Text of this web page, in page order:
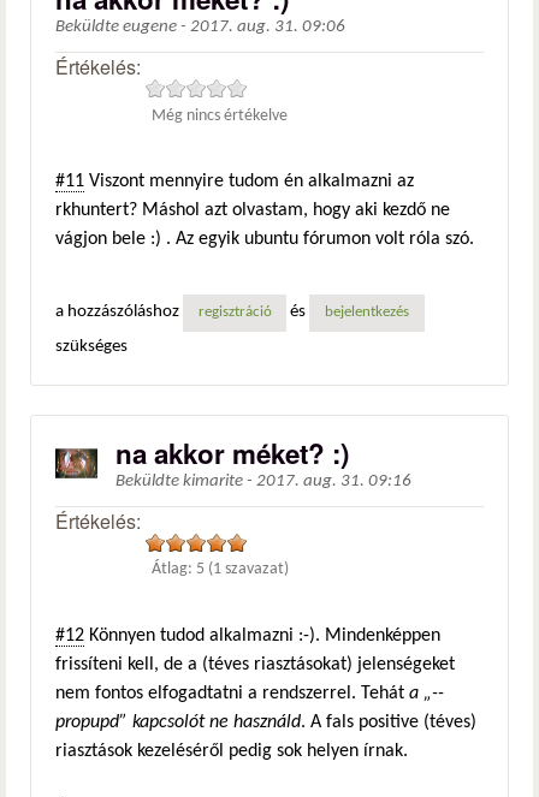
Beküldte eugene - 2017. aug. 31. 09:06
Értékelés:
Még nincs értékelve
#11 Viszont mennyire tudom én alkalmazni az
rkhuntert? Máshol azt olvastam, hogy aki kezdő ne
vágjon bele :) . Az egyik ubuntu fórumon volt róla szó.
a hozzászóláshoz regisztráció és bejelentkezés
szükséges
na akkor méket? :)
Beküldte kimarite - 2017. aug. 31. 09:16
Értékelés:
Átlag: 5 (1 szavazat)
#12 Könnyen tudod alkalmazni :-). Mindenképpen
frissíteni kell, de a (téves riasztásokat) jelenségeket
nem fontos elfogadtatni a rendszerrel. Tehát a „--
propupd” kapcsolót ne használd. A fals positive (téves)
riasztások kezeléséről pedig sok helyen írnak.